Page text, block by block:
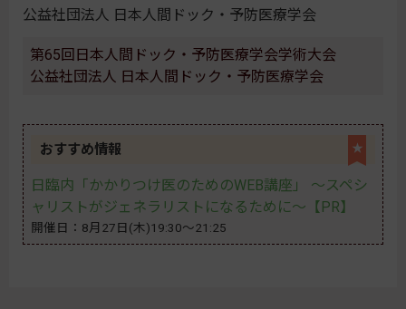
公益社団法人 日本人間ドック・予防医療学会
第65回日本人間ドック・予防医療学会学術大会
公益社団法人 日本人間ドック・予防医療学会
★
おすすめ情報
日臨内「かかりつけ医のためのWEB講座」 〜スペシ
ャリストがジェネラリストになるために〜【PR】
開催日：8月27日(木)19:30～21:25